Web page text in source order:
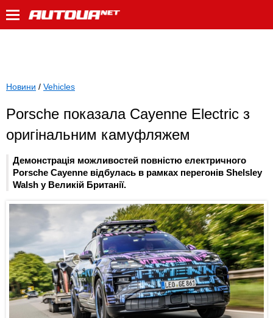
Новини / Vehicles
Porsche показала Cayenne Electric з
оригінальним камуфляжем
Демонстрація можливостей повністю електричного
Porsche Cayenne відбулась в рамках перегонів Shelsley
Walsh у Великій Британії.